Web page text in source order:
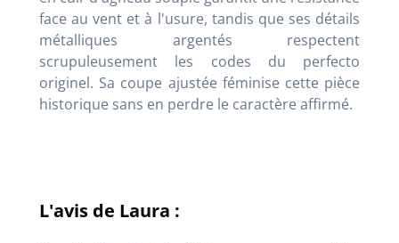
face au vent et à l'usure, tandis que ses détails
métalliques argentés respectent
scrupuleusement les codes du perfecto
originel. Sa coupe ajustée féminise cette pièce
historique sans en perdre le caractère affirmé.
L'avis de Laura :